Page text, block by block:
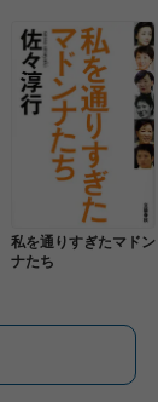
私を通りすぎたマドン
ナたち